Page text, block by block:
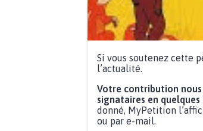
Si vous soutenez cette
l’actualité.
Votre contribution
signataires en
donné, MyPetition
ou par e-mail.